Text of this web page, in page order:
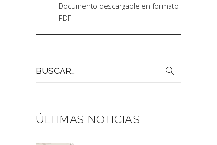
Documento descargable en formato
PDF
por:
ÚLTIMAS NOTICIAS